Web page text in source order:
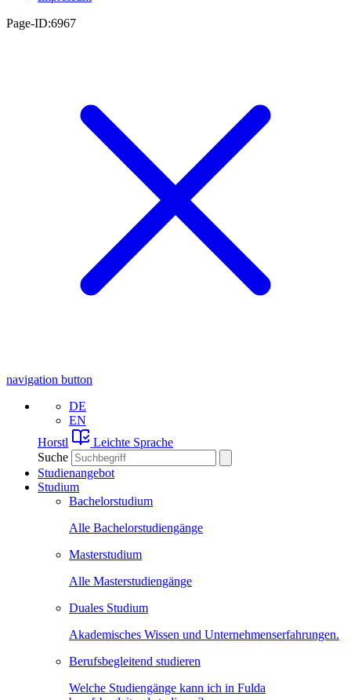
Page-ID:6967
navigation button
DE
EN
Horstl
Leichte Sprache
Suche
Studienangebot
Studium
Bachelorstudium
Alle Bachelorstudiengänge
Masterstudium
Alle Masterstudiengänge
Duales Studium
Akademisches Wissen und Unternehmenserfahrungen.
Berufsbegleitend studieren
Welche Studiengänge kann ich in Fulda